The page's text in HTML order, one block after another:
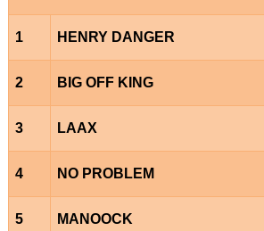
1 HENRY DANGER
2 BIG OFF KING
3 LAAX
4 NO PROBLEM
5 MANOOCK